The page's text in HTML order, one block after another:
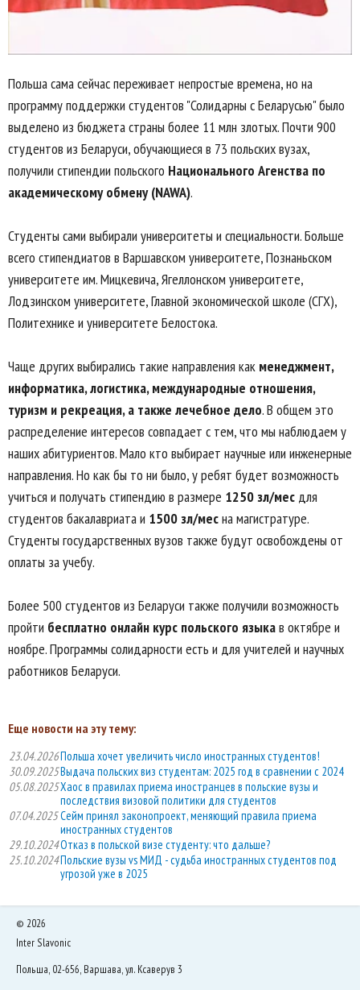
Польша сама сейчас переживает непростые времена, но на
программу поддержки студентов "Солидарны с Беларусью" было
выделено из бюджета страны более 11 млн злотых. Почти 900
студентов из Беларуси, обучающиеся в 73 польских вузах,
получили стипендии польского Национального Агенства по
академическому обмену (NAWA).
Студенты сами выбирали университеты и специальности. Больше
всего стипендиатов в Варшавском университете, Познаньском
университете им. Мицкевича, Ягеллонском университете,
Лодзинском университете, Главной экономической школе (СГХ),
Политехнике и университете Белостока.
Чаще других выбирались такие направления как менеджмент,
информатика, логистика, международные отношения,
туризм и рекреация, а также лечебное дело. В общем это
распределение интересов совпадает с тем, что мы наблюдаем у
наших абитуриентов. Мало кто выбирает научные или инженерные
направления. Но как бы то ни было, у ребят будет возможность
учиться и получать стипендию в размере 1250 зл/мес для
студентов бакалавриата и 1500 зл/месна магистратуре.
Студенты государственных вузов также будут освобождены от
оплаты за учебу.
Более 500 студентов из Беларуси также получили возможность
пройти бесплатно онлайн курс польского языкав октябре и
ноябре. Программы солидарности есть и для учителей и научных
работников Беларуси.
Еще новости на эту тему:
23.04.2026Польша хочет увеличить число иностранных студентов!
30.09.2025Выдача польских виз студентам: 2025 год в сравнении с 2024
05.08.2025Хаос в правилах приема иностранцев в польские вузы и
последствия визовой политики для студентов
07.04.2025Сейм принял законопроект, меняющий правила приема
иностранных студентов
29.10.2024Отказ в польской визе студенту: что дальше?
25.10.2024Польские вузы vs МИД - судьба иностранных студентов под
угрозой уже в 2025
© 2026
Inter Slavonic
Польша, 02-656, Варшава, ул. Ксаверув 3